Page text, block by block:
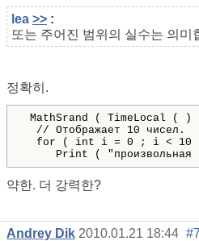
lea >> :
또는 주어진 범위의 실수는 의미
정확히.
MathSrand ( TimeLocal ( )
// Отображает 10 чисел.
for
( int i = 0 ; i < 10
Print
( "произвольная
약한. 더 강력한?
Andrey Dik 2010.01.21 18:44 #7